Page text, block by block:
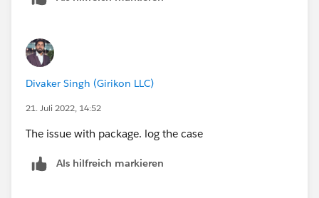
Divaker Singh (Girikon LLC)
21. Juli 2022, 14:52
The issue with package. log the case
Als hilfreich markieren